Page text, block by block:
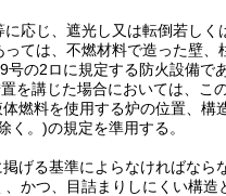
応じ、遮光し又は転倒若しく
ては、不燃材料で造った壁、
号の2ロに規定する防火設備で
を講じた場合においては、こ
燃料を使用する炉の位置、構
く。)の規定を準用する。
げる基準によらなければなら
かつ、目詰まりしにくい構造